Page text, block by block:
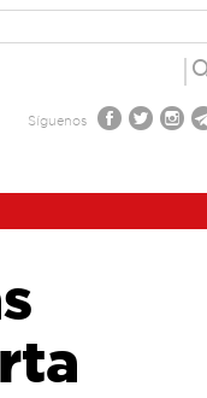
Síguenos